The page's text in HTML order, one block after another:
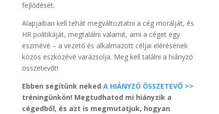
fejlődését.
Alapjaiban kell tehát megváltoztatni a cég morálját, és
HR politikáját, megtalálni valamit, ami a céget egy
eszmévé – a vezető és alkalmazott céljai elérésének
közös eszközévé varázsolja. Meg kell találni a hiányzó
összetevőt!
Ebben segítünk neked A HIÁNYZÓ ÖSSZETEVŐ >>
tréningünkön! Megtudhatod mi hiányzik a
cégedből, és azt is megmutatjuk, hogyan